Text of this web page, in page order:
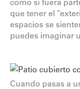
como si fuera
que tener el
espacios se
puedes imaginar
Cuando pasas a